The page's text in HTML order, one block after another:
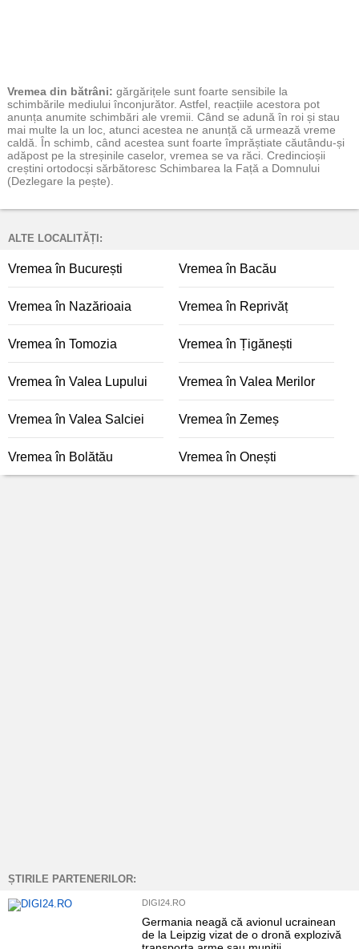
Vremea din bătrâni: gărgărițele sunt foarte sensibile la
schimbările mediului înconjurător. Astfel, reacțiile acestora pot
anunța anumite schimbări ale vremii. Când se adună în roi și stau
mai multe la un loc, atunci acestea ne anunță că urmează vreme
caldă. În schimb, când acestea sunt foarte împrăștiate căutându-și
adăpost pe la streșinile caselor, vremea se va răci. Credincioșii
creștini ortodocși sărbătoresc Schimbarea la Față a Domnului
(Dezlegare la pește).
ALTE LOCALITĂȚI:
Vremea în București Vremea în Bacău
Vremea în Nazărioaia Vremea în Reprivăț
Vremea în Tomozia Vremea în Țigănești
Vremea în Valea Lupului Vremea în Valea Merilor
Vremea în Valea Salciei Vremea în Zemeș
Vremea în Bolătău Vremea în Onești
ȘTIRILE PARTENERILOR:
DIGI24.RO
Germania neagă că avionul ucrainean
de la Leipzig vizat de o dronă explozivă